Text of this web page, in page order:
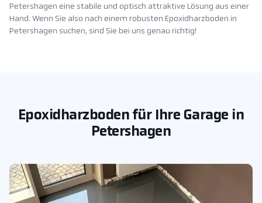
Petershagen eine stabile und optisch attraktive Lösung aus einer
Hand. Wenn Sie also nach einem robusten Epoxidharzboden in
Petershagen suchen, sind Sie bei uns genau richtig!
Epoxidharzboden für Ihre Garage in
Petershagen